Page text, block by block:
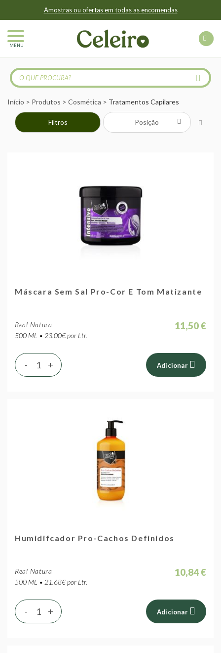
Amostras ou ofertas em todas as encomendas
MENU
Início Produtos Cosmética Tratamentos Capilares
Filtros
Máscara Sem Sal Pro-Cor E Tom Matizante
Real Natura
500 ML • 23.00€ por Ltr.
11,50 €
+
- Adicionar
Humidifcador Pro-Cachos Definidos
Real Natura
500 ML • 21.68€ por Ltr.
10,84 €
+
- Adicionar